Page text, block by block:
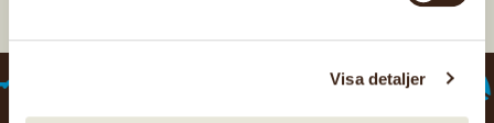
Visa detaljer